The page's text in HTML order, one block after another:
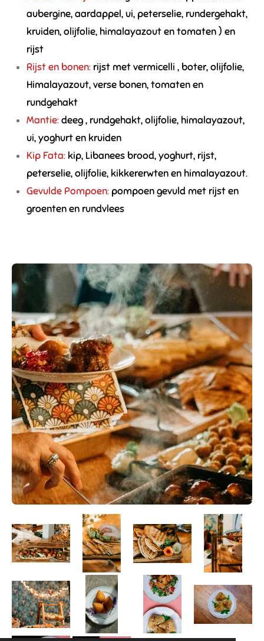
aubergine, aardappel, ui, peterselie, rundergehakt,
kruiden, olijfolie, himalayazout en tomaten ) en
rijst
Rijst en bonen: rijst met vermicelli , boter, olijfolie,
Himalayazout, verse bonen, tomaten en
rundgehakt
Mantie:deeg , rundgehakt, olijfolie, himalayazout,
ui, yoghurt en kruiden
Kip Fata: kip, Libanees brood, yoghurt, rijst,
peterselie, olijfolie, kikkererwten en himalayazout.
Gevulde Pompoen: pompoen gevuld met rijst en
groenten en rundvlees